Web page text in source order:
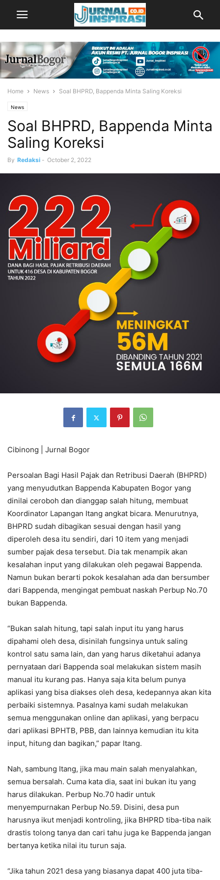
Home News Soal BHPRD, Bappenda Minta Saling Koreksi
News
Soal BHPRD, Bappenda Minta
Saling Koreksi
By Redaksi - October 2, 2022
Cibinong | Jurnal Bogor
Persoalan Bagi Hasil Pajak dan Retribusi Daerah (BHPRD)
yang menyudutkan Bappenda Kabupaten Bogor yang
dinilai ceroboh dan dianggap salah hitung, membuat
Koordinator Lapangan Itang angkat bicara. Menurutnya,
BHPRD sudah dibagikan sesuai dengan hasil yang
diperoleh desa itu sendiri, dari 10 item yang menjadi
sumber pajak desa tersebut. Dia tak menampik akan
kesalahan input yang dilakukan oleh pegawai Bappenda.
Namun bukan berarti pokok kesalahan ada dan bersumber
dari Bappenda, mengingat pembuat naskah Perbup No.70
bukan Bappenda.
“Bukan salah hitung, tapi salah input itu yang harus
dipahami oleh desa, disinilah fungsinya untuk saling
kontrol satu sama lain, dan yang harus diketahui adanya
pernyataan dari Bappenda soal melakukan sistem masih
manual itu kurang pas. Hanya saja kita belum punya
aplikasi yang bisa diakses oleh desa, kedepannya akan kita
perbaiki sistemnya. Pasalnya kami sudah melakukan
semua menggunakan online dan aplikasi, yang berpacu
dari aplikasi BPHTB, PBB, dan lainnya kemudian itu kita
input, hitung dan bagikan,” papar Itang.
Nah, sambung Itang, jika mau main salah menyalahkan,
semua bersalah. Cuma kata dia, saat ini bukan itu yang
harus dilakukan. Perbup No.70 hadir untuk
menyempurnakan Perbup No.59. Disini, desa pun
harusnya ikut menjadi kontroling, jika BHPRD tiba-tiba naik
drastis tolong tanya dan cari tahu juga ke Bappenda jangan
bertanya ketika nilai itu turun saja.
“Jika tahun 2021 desa yang biasanya dapat 400 juta tiba-